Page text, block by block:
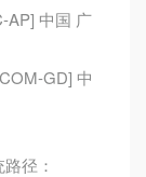
AP] 中国 广
GD] 中
径：